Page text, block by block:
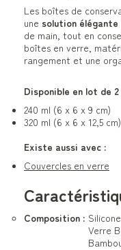
Les boîtes de
une solution élégante
de main, tout en
boîtes en verre,
rangement et une
Disponible en lot de 2
240 ml (6 x 6 x 9 cm)
320 ml (6 x 6 x 12,5 cm)
Existe aussi avec :
Couvercles en verre
Composition : Silicone
Verre